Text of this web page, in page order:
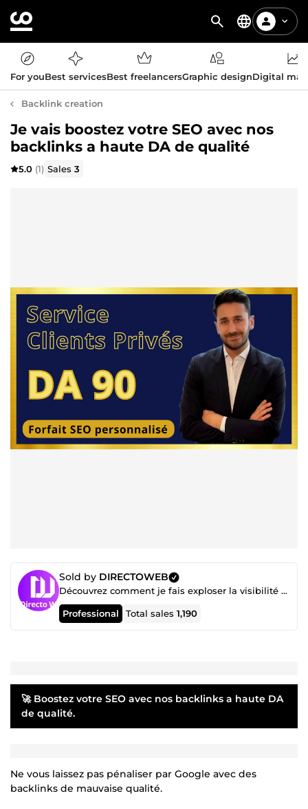
For youBest servicesBest freelancersGraphic designDigital
Backlink creation
Je vais boostez votre SEO avec nos
backlinks a haute DA de qualité
5.0 (1) Sales3
Sold by DIRECTOWEB
Découvrez comment je fais exploser la visibilité de mes clients 👇 cliquez pour voir 👇
Professional Total sales1,190
🚀 Boostez votre SEO avec nos backlinks a haute DA
de qualité.
Ne vous laissez pas pénaliser par Google avec des
backlinks de mauvaise qualité.